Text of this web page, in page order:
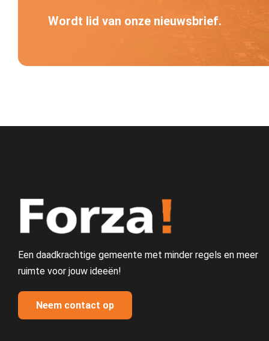
Wordt lid van onze nieuwsbrief.
Een daadkrachtige gemeente met minder regels en meer
ruimte voor jouw ideeën!
Neem contact op